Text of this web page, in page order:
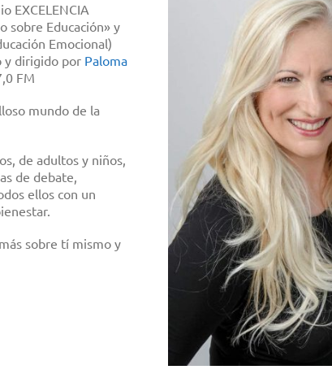
EXCELENCIA
sobre Educación» y
Emocional)
y dirigido por Paloma
FM
mundo de la
de adultos y niños,
de debate,
ellos con un
sobre tí mismo y